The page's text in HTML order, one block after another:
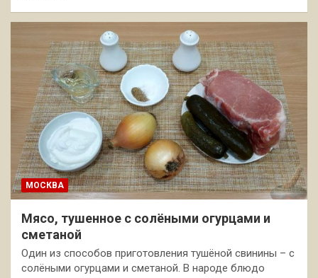
МОСКВА
Мясо, тушенное с солёными огурцами и
сметаной
Один из способов приготовления тушёной свинины – с
солёными огурцами и сметаной. В народе блюдо